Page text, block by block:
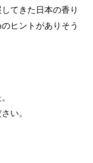
てきた日本の香り
ヒントがありそう
い。